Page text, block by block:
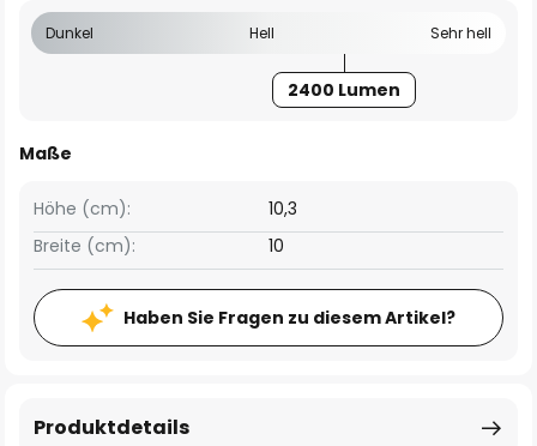
Dunkel Hell Sehr hell
2400 Lumen
Maße
Breite (cm): 10
Höhe (cm): 10,3
Haben Sie Fragen zu diesem Artikel?
Produktdetails